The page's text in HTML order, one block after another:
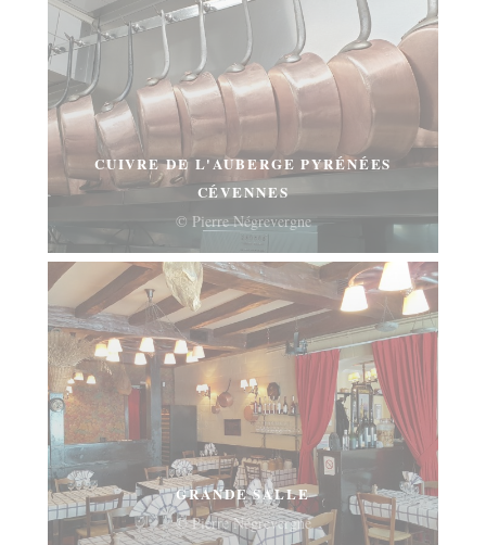
CUIVRE DE L'AUBERGE PYRÉNÉES
CÉVENNES
© Pierre Négrevergne
GRANDE SALLE
© Pierre Négrevergne